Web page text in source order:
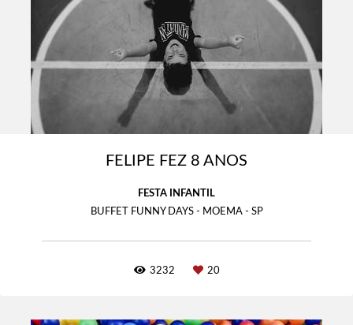
FELIPE FEZ 8 ANOS
FESTA INFANTIL
BUFFET FUNNY DAYS - MOEMA - SP
3232 20